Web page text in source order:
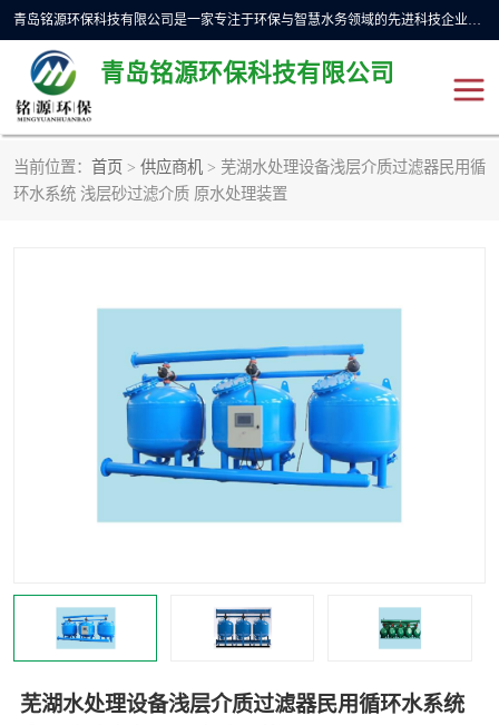
青岛铭源环保科技有限公司是一家专注于环保与智慧水务领域的先进科技企业，公司专注于云智能一体化预制泵站、水务循环利用、海绵城市、云智慧水务开发及新型环保技术研发等领域。铭源环保以为客户提供优质产品、专业技术服务为己任。为客户提供量身定制方案，提供多种配置方案满足实际使用要求。严控供货周期，并提供高标准后期维护。以环保为己任，视质量如生命，以技术做先导，靠诚信赢客户。
青岛铭源环保科技有限公司
当前位置： 首页 > 供应商机 > 芜湖水处理设备浅层介质过滤器民用循
环水系统 浅层砂过滤介质 原水处理装置
芜湖水处理设备浅层介质过滤器民用循环水系统
一体化HMPP泵站 气动柔性截污装置
加压泵房/灌溉泵房 一体化预制泵站
不锈钢浮筒阀 真空冲洗装置
雨水收集回用装置 门式冲洗装置
智能一体化灌溉泵房 一体化污水处理泵房
一体化泵闸